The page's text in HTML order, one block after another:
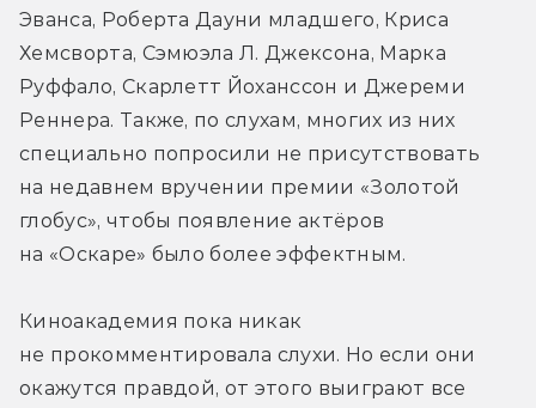
Эванса, Роберта Дауни младшего, Криса
Хемсворта, Сэмюэла Л. Джексона, Марка
Руффало, Скарлетт Йоханссон и Джереми
Реннера. Также, по слухам, многих из них
специально попросили не присутствовать
на недавнем вручении премии «Золотой
глобус», чтобы появление актёров
на «Оскаре» было более эффектным.
Киноакадемия пока никак
не прокомментировала слухи. Но если они
окажутся правдой, от этого выиграют все